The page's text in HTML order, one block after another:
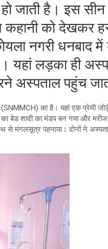
जाती है। इस
कहानी को देखकर
नगरी धनबाद
यहां लड़का ही
अस्पताल पहुंच
का है। यहां एक प्रेमी
का बेड शादी का मंडप बन गया और
से मंगलसूत्र पहनाया। दोनों ने